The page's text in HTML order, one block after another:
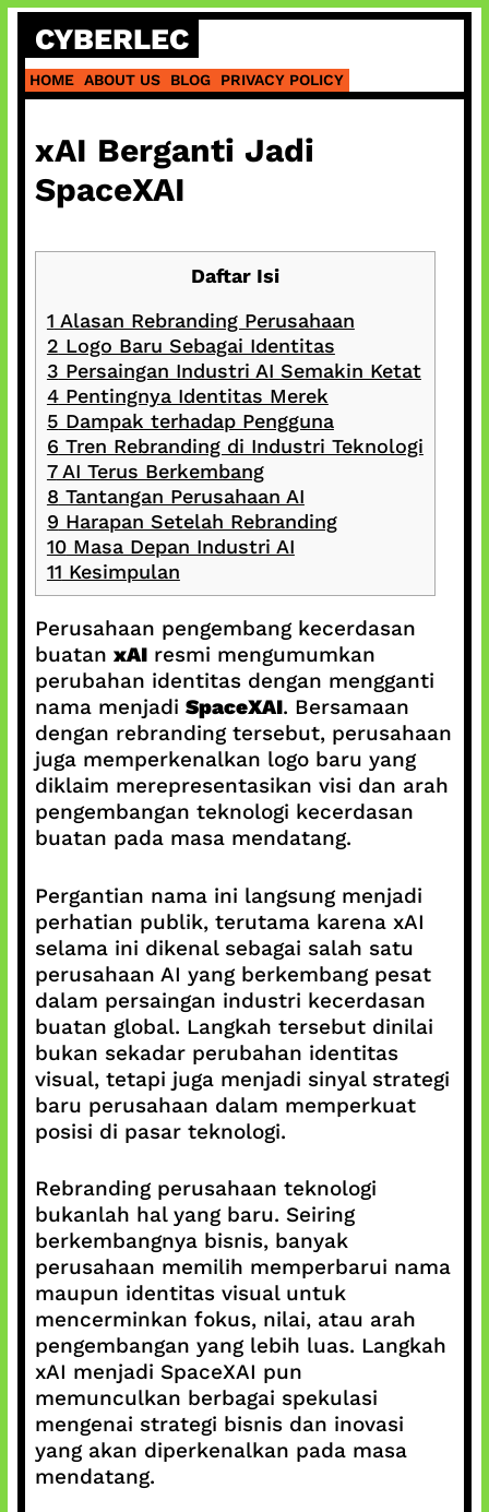
Skip
content
CYBERLEC
HOME ABOUT US BLOG PRIVACY POLICY
xAI Berganti Jadi
SpaceXAI
Daftar Isi
1 Alasan Rebranding Perusahaan
2 Logo Baru Sebagai Identitas
3 Persaingan Industri AI Semakin Ketat
4Pentingnya Identitas Merek
5 Dampak terhadap Pengguna
6 Tren Rebranding di Industri Teknologi
7AI Terus Berkembang
8 Tantangan Perusahaan AI
9 Harapan Setelah Rebranding
10Masa Depan Industri AI
11 Kesimpulan
Perusahaan pengembang kecerdasan
buatan xAIresmi mengumumkan
perubahan identitas dengan mengganti
nama menjadi SpaceXAI. Bersamaan
dengan rebranding tersebut, perusahaan
juga memperkenalkan logo baru yang
diklaim merepresentasikan visi dan arah
pengembangan teknologi kecerdasan
buatan pada masa mendatang.
Pergantian nama ini langsung menjadi
perhatian publik, terutama karena xAI
selama ini dikenal sebagai salah satu
perusahaan AI yang berkembang pesat
dalam persaingan industri kecerdasan
buatan global. Langkah tersebut dinilai
bukan sekadar perubahan identitas
visual, tetapi juga menjadi sinyal strategi
baru perusahaan dalam memperkuat
posisi di pasar teknologi.
Rebranding perusahaan teknologi
bukanlah hal yang baru. Seiring
berkembangnya bisnis, banyak
perusahaan memilih memperbarui nama
maupun identitas visual untuk
mencerminkan fokus, nilai, atau arah
pengembangan yang lebih luas. Langkah
xAI menjadi SpaceXAI pun
memunculkan berbagai spekulasi
mengenai strategi bisnis dan inovasi
yang akan diperkenalkan pada masa
mendatang.